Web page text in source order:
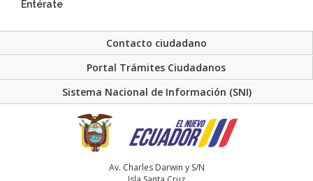
Entérate
Contacto ciudadano
Portal Trámites Ciudadanos
Sistema Nacional de Información (SNI)
Av. Charles Darwin y S/N